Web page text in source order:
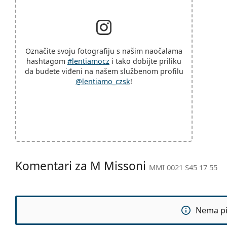
Označite svoju fotografiju s našim naočalama
hashtagom #lentiamocz i tako dobijte priliku
da budete viđeni na našem službenom profilu
@lentiamo_czsk!
Komentari za M Missoni MMI 0021 S45 17 55
Nema